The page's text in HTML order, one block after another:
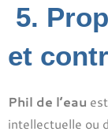
5.
et
Phil de l’eau
intellectuelle ou